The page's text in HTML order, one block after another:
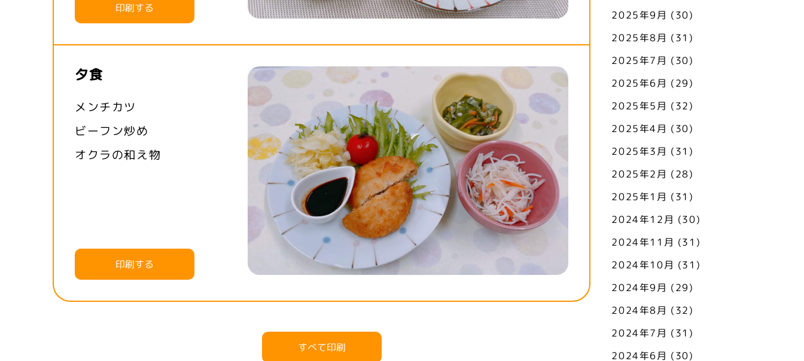
印刷する
夕食
メンチカツ
ビーフン炒め
オクラの和え物
印刷する
すべて印刷
2025年9月 (30)
2025年8月 (31)
2025年7月 (30)
2025年6月 (29)
2025年5月 (32)
2025年4月 (30)
2025年3月 (31)
2025年2月 (28)
2025年1月 (31)
2024年12月 (30)
2024年11月 (31)
2024年10月 (31)
2024年9月 (29)
2024年8月 (32)
2024年7月 (31)
2024年6月 (30)